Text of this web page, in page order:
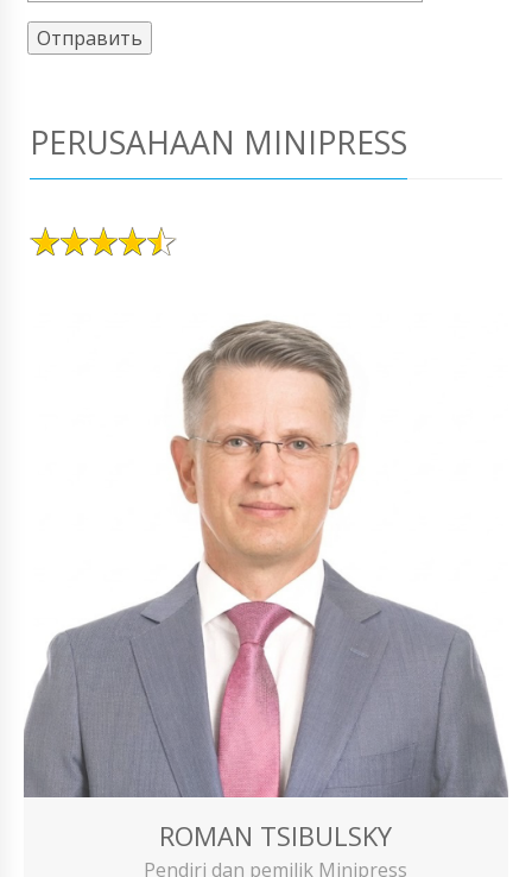
PERUSAHAAN MINIPRESS
ROMAN TSIBULSKY
Pendiri dan pemilik Minipress